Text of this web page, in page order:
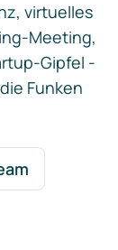
virtuelles
Meeting,
Gipfel -
Funken